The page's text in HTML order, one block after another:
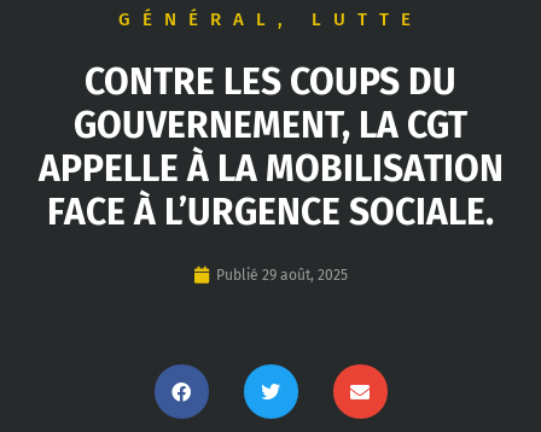
GÉNÉRAL , LUTTE
CONTRE LES COUPS DU
GOUVERNEMENT, LA CGT
APPELLE À LA MOBILISATION
FACE À L’URGENCE SOCIALE.
Publié 29 août, 2025